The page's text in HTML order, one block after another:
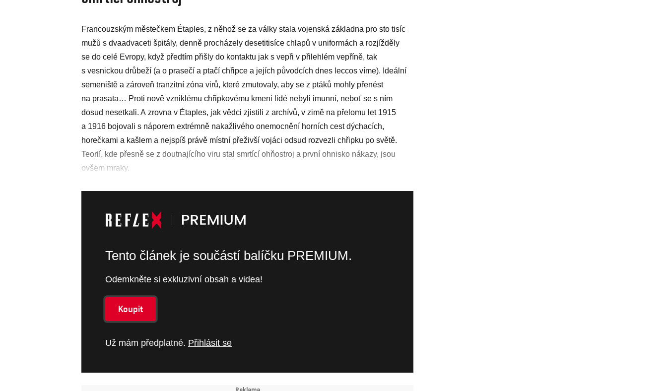
Francouzským městečkem Étaples, z něhož se za války stala vojenská základna pro sto tisíc
mužů s dvaadvaceti špitály, denně procházely desetitisíce chlapů v uniformách a rozjížděly
se do celé Evropy, když předtím přišly do kontaktu jak s vepři v přilehlém vepříně, tak
s vesnickou drůbeží (a o prasečí a ptačí chřipce a jejích původcích dnes leccos víme). Ideální
semeniště a zároveň tranzitní zóna virů, které zmutovaly, aby se z ptáků mohly přenést
na prasata… Proti nově vzniklému chřipkovému kmeni lidé nebyli imunní, neboť se s ním
dosud nesetkali. A zrovna v Étaples, jak vědci zjistili z archívů, v zimě na přelomu let 1915
a 1916 bojovali s náporem extrémně nakažlivého onemocnění horních cest dýchacích,
horečkami a kašlem a nejspíš právě místní přeživší vojáci odsud rozvezli chřipku po světě.
Teorií, kde přesně se z doutnajícího viru stal smrtící ohňostroj a první ohnisko nákazy, jsou
ovšem mraky.
Tento článek je součástí balíčku PREMIUM.
Odemkněte si exkluzivní obsah a videa!
Koupit
Už mám předplatné. Přihlásit se